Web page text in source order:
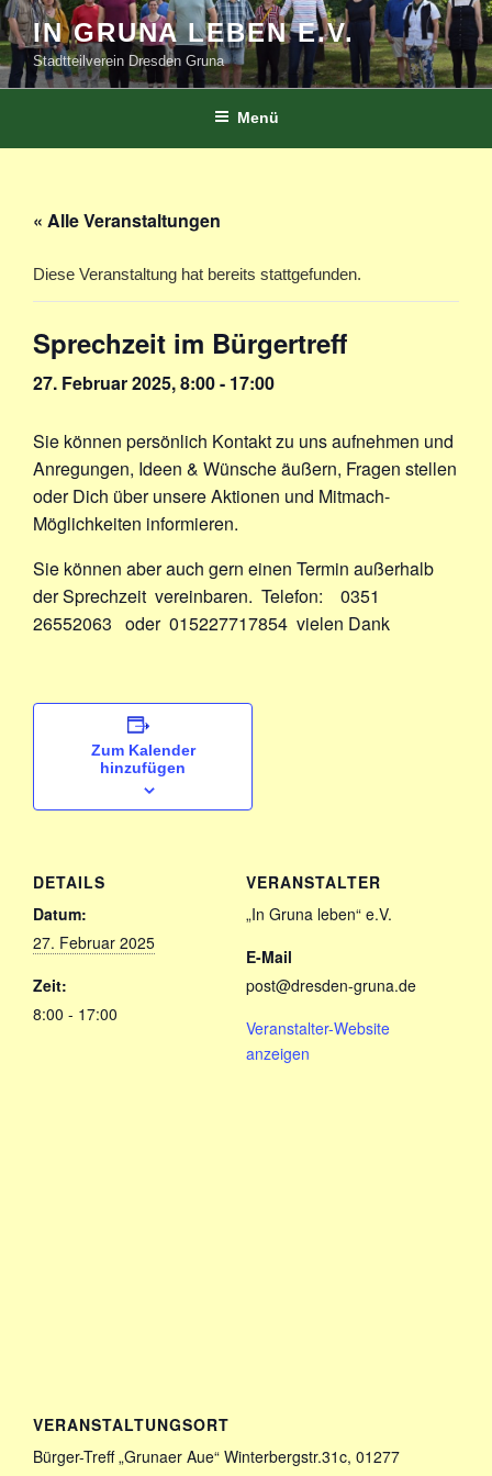
Zum
Inhalt
springen
IN GRUNA LEBEN E.V.
Stadtteilverein Dresden Gruna
Menü
« Alle Veranstaltungen
Diese Veranstaltung hat bereits stattgefunden.
Sprechzeit im Bürgertreff
27. Februar 2025, 8:00- 17:00
Sie können persönlich Kontakt zu uns aufnehmen und
Anregungen, Ideen & Wünsche äußern, Fragen stellen
oder Dich über unsere Aktionen und Mitmach-
Möglichkeiten informieren.
Sie können aber auch gern einen Termin außerhalb
der Sprechzeit vereinbaren. Telefon: 0351
26552063 oder 015227717854 vielen Dank
Zum Kalender
hinzufügen
DETAILS
Datum:
27. Februar 2025
Zeit:
8:00 - 17:00
VERANSTALTER
„In Gruna leben“ e.V.
E-Mail
post@dresden-gruna.de
Veranstalter-Website
anzeigen
VERANSTALTUNGSORT
Bürger-Treff „Grunaer Aue“ Winterbergstr.31c, 01277